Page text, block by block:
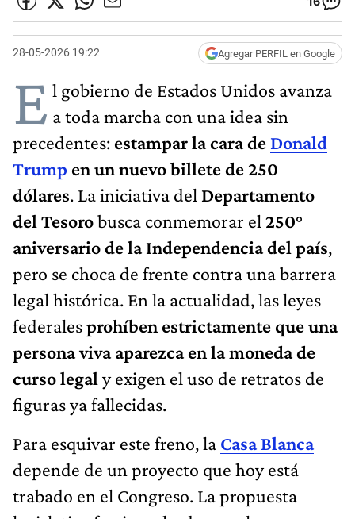
28-05-2026 19:22 Agregar PERFIL en Google
E l gobierno de Estados Unidos avanza
a toda marcha con una idea sin
precedentes: estampar la cara de Donald
Trump en un nuevo billete de 250
dólares. La iniciativa del Departamento
del Tesorobusca conmemorar el 250°
aniversario de la Independencia del país,
pero se choca de frente contra una barrera
legal histórica. En la actualidad, las leyes
federalesprohíben estrictamente que una
persona viva aparezca en la moneda de
curso legal y exigen el uso de retratos de
figuras ya fallecidas.
Para esquivar este freno, la Casa Blanca
depende de un proyecto que hoy está
trabado en el Congreso. La propuesta